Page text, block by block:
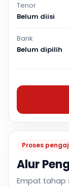
Proses
Alur
Empat tahap
Tenor
Belum diisi
Bank
Belum dipilih